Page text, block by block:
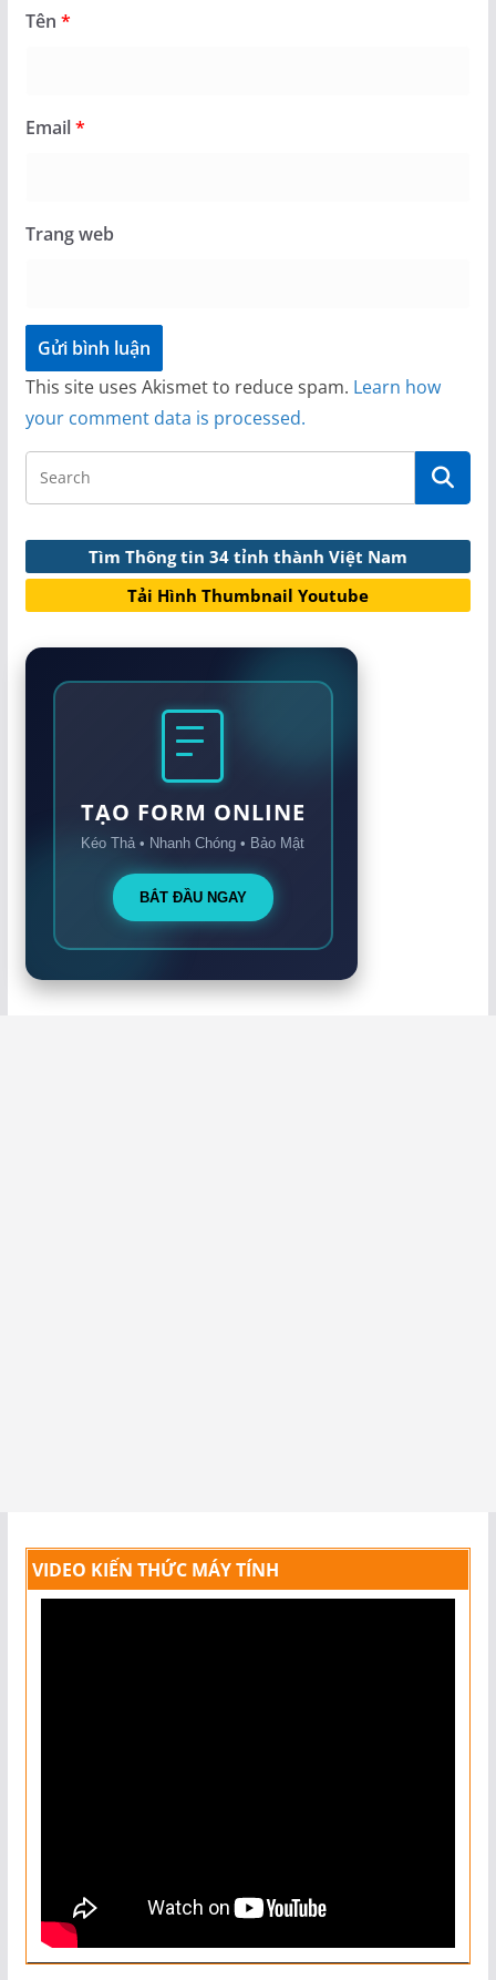
Tên *
Email*
Trang web
This site uses Akismet to reduce spam. Learn how
your comment data is processed.
Tìm Thông tin 34 tỉnh thành Việt Nam
Tải Hình Thumbnail Youtube
TẠO FORM ONLINE
Kéo Thả • Nhanh Chóng • Bảo Mật
BẮT ĐẦU NGAY
VIDEO KIẾN THỨC MÁY TÍNH